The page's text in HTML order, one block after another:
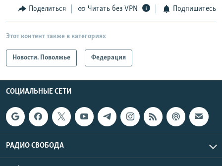
Поделиться Читать без VPN Подпишитесь
Этот контент также в категориях
Новости. Поволжье Федерация
СОЦИАЛЬНЫЕ СЕТИ
РАДИО СВОБОДА